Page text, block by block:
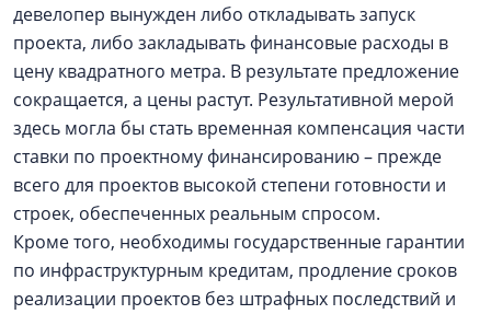
девелопер вынужден либо откладывать запуск
проекта, либо закладывать финансовые расходы в
цену квадратного метра. В результате предложение
сокращается, а цены растут. Результативной мерой
здесь могла бы стать временная компенсация части
ставки по проектному финансированию – прежде
всего для проектов высокой степени готовности и
строек, обеспеченных реальным спросом.
Кроме того, необходимы государственные гарантии
по инфраструктурным кредитам, продление сроков
реализации проектов без штрафных последствий и